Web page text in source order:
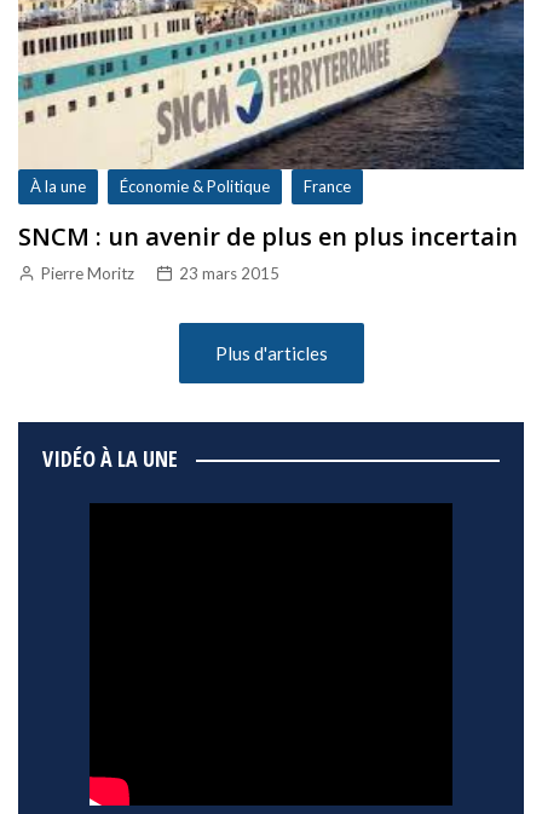
À la une Économie & Politique France
SNCM : un avenir de plus en plus incertain
Pierre Moritz 23 mars 2015
Plus d'articles
VIDÉO À LA UNE